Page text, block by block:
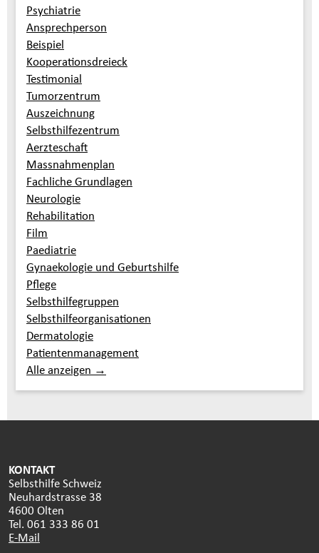
Psychiatrie
Ansprechperson
Beispiel
Kooperationsdreieck
Testimonial
Tumorzentrum
Auszeichnung
Selbsthilfezentrum
Aerzteschaft
Massnahmenplan
Fachliche Grundlagen
Neurologie
Rehabilitation
Film
Paediatrie
Gynaekologie und Geburtshilfe
Pflege
Selbsthilfegruppen
Selbsthilfeorganisationen
Dermatologie
Patientenmanagement
Alle anzeigen →
KONTAKT
Selbsthilfe Schweiz
Neuhardstrasse 38
4600 Olten
Tel. 061 333 86 01
E-Mail